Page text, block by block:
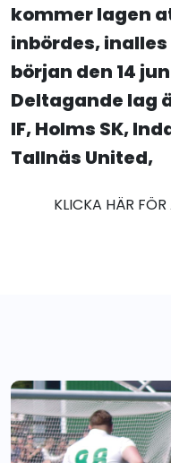
kommer lagen
inbördes,
början den 14
Deltagande lag
IF, Holms SK,
Tallnäs United,
KLICKA HÄR